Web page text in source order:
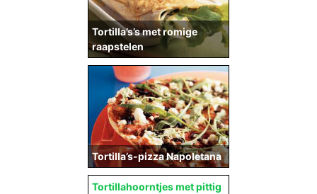
Tortilla’s-pizza Napoletana
Tortilla’s’s met romige
raapstelen
Tortillahoorntjes met pittig